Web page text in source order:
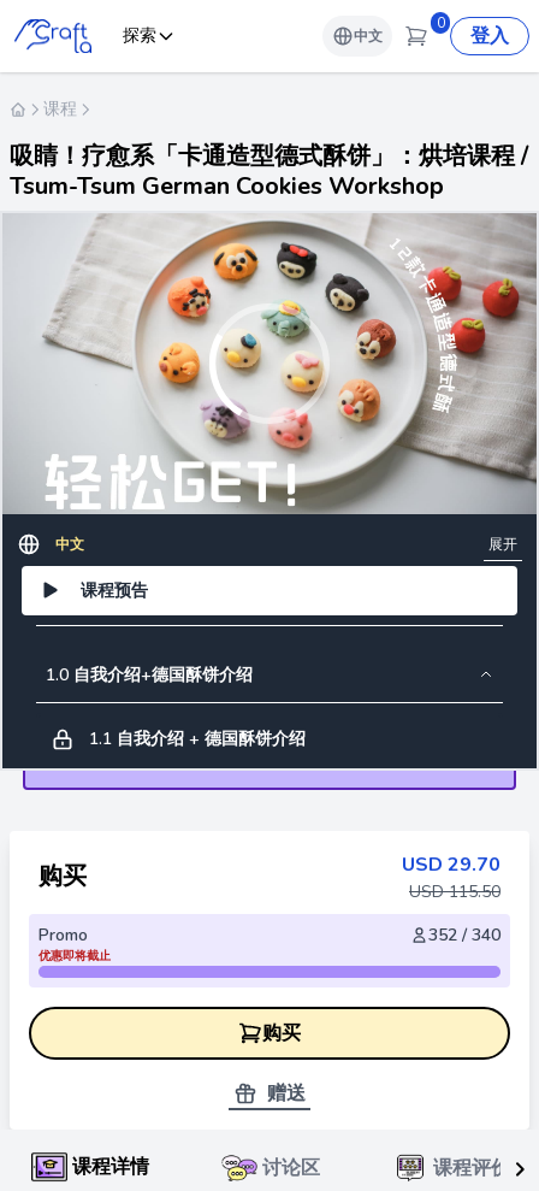
探索 中文
0 登入
课程
吸睛！疗愈系「卡通造型德式酥饼」：烘培课程 /
Tsum-Tsum German Cookies Workshop
中文 展开
课程预告
1.0 自我介绍+德国酥饼介绍
1.1 自我介绍 + 德国酥饼介绍
2.2 材料介绍
3.0 制作面团（配方和技巧）
4.0 分类面团+调色技巧
课程详情 讨论区 课程评价
购买 USD 29.70
USD 115.50
Promo
352 / 340
优惠即将截止
购买
赠送